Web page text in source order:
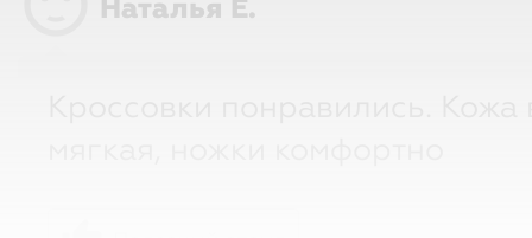
Наталья Е.